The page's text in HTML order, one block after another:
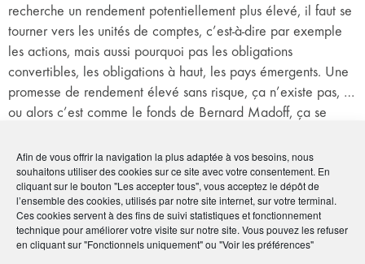
Afin de vous offrir la navigation la plus adaptée à vos besoins, nous
souhaitons utiliser des cookies sur ce site avec votre consentement. En
cliquant sur le bouton "Les accepter tous", vous acceptez le dépôt de
l’ensemble des cookies, utilisés par notre site internet, sur votre terminal.
Ces cookies servent à des fins de suivi statistiques et fonctionnement
technique pour améliorer votre visite sur notre site. Vous pouvez les refuser
en cliquant sur "Fonctionnels uniquement" ou "Voir les préférences"
recherche un rendement potentiellement plus élevé, il faut se
tourner vers les unités de comptes, c’est-à-dire par exemple
les actions, mais aussi pourquoi pas les obligations
convertibles, les obligations à haut, les pays émergents. Une
promesse de rendement élevé sans risque, ça n’existe pas, …
ou alors c’est comme le fonds de Bernard Madoff, ça se
Si notre actif général est massivement investi dans des
emprunts d’Etat ou d’institutions assimilées (BPI, Cades, SNCF
…), nous nous tournons aussi vers les entreprises et les
banques qui se présentent sur le marché obligataire. De
façon plus récente, nous avons également financé des
collectivités locales, des hôpitaux, des projets